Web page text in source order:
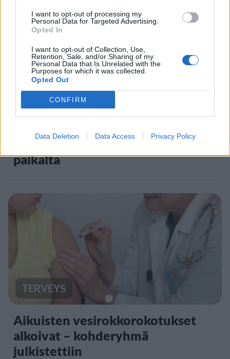
I want to opt-out of processing my
Personal Data for Targeted Advertising.
Opted In
I want to opt-out of Collection, Use,
Retention, Sale, and/or Sharing of my
Personal Data that Is Unrelated with the
Purposes for which it was collected.
Opted Out
CONFIRM
Data Deletion Data Access Privacy Policy
5
VIIHDEUUTISET
Suolikaasun tuoksu levisi Spider-
Man -näytöksessä – yleisö poistui
paikalta
TERVEYS
Aikuisten vesirokkorokotukset
alkoivat – kohderyhmä
julkistettiin